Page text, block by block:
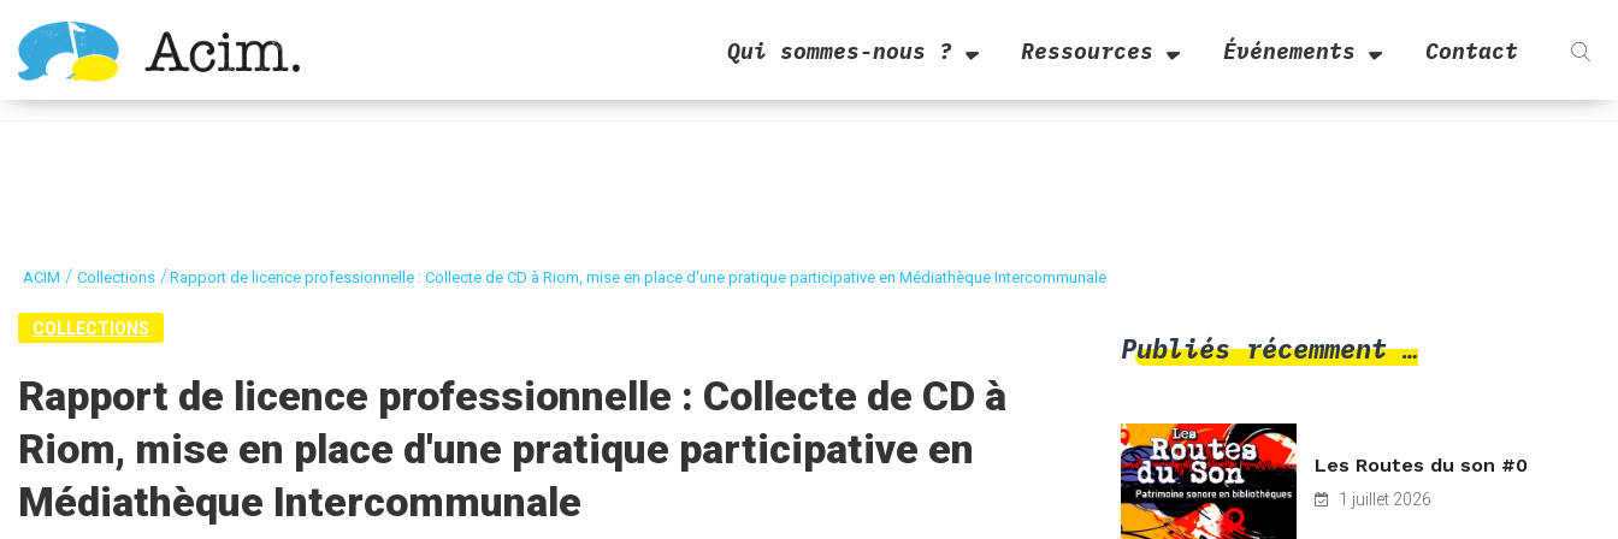
Ouvrir la barre d’outils
Qui sommes-nous ? Ressources Événements Contact
ACIM / Collections /Rapport de licence professionnelle : Collecte de CD à Riom, mise en place d'une pratique participative en Médiathèque Intercommunale
COLLECTIONS
Rapport de licence professionnelle : Collecte de CD à
Riom, mise en place d'une pratique participative en
Médiathèque Intercommunale
Publiés récemment …
Les Routes du son #0
1 juillet 2026